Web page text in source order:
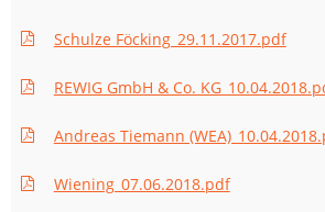
Schulze Föcking_29.11.2017.pdf
REWIG GmbH & Co.
Andreas Tiemann
Wiening_07.06.2018.pdf